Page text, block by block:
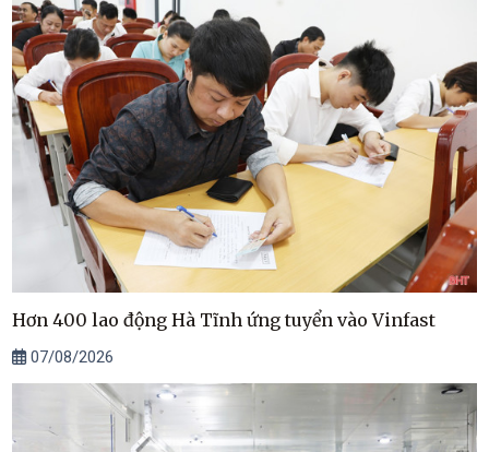
Hơn 400 lao động Hà Tĩnh ứng tuyển vào Vinfast
07/08/2026